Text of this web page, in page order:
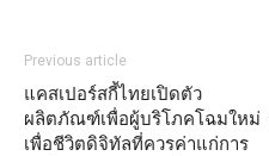
Previous article
แคสเปอร์สกี้ไทยเปิดตัว
ผลิตภัณฑ์เพื่อผู้บริโภคโฉมใหม่
เพื่อชีวิตดิจิทัลที่ควรค่าแก่การ